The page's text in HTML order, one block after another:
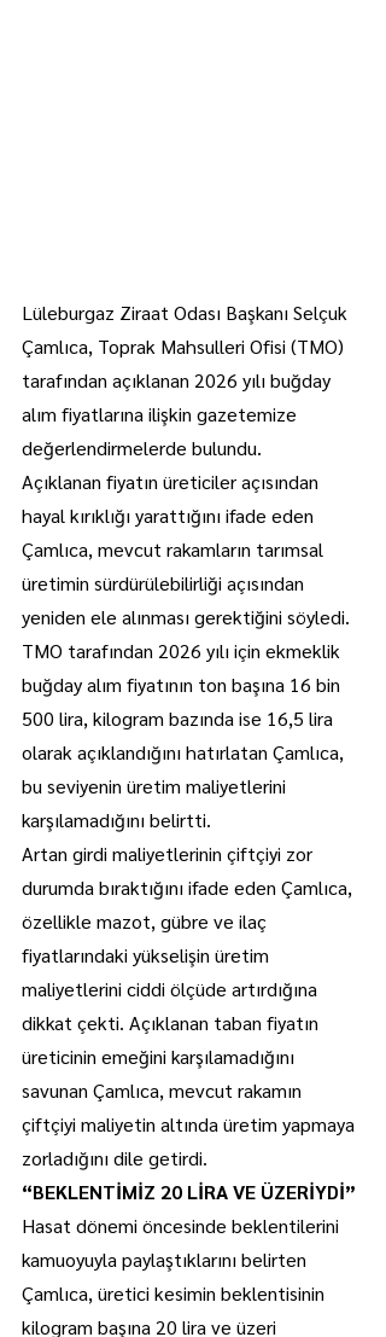
Lüleburgaz Ziraat Odası Başkanı Selçuk
Çamlıca, Toprak Mahsulleri Ofisi (TMO)
tarafından açıklanan 2026 yılı buğday
alım fiyatlarına ilişkin gazetemize
değerlendirmelerde bulundu.
Açıklanan fiyatın üreticiler açısından
hayal kırıklığı yarattığını ifade eden
Çamlıca, mevcut rakamların tarımsal
üretimin sürdürülebilirliği açısından
yeniden ele alınması gerektiğini söyledi.
TMO tarafından 2026 yılı için ekmeklik
buğday alım fiyatının ton başına 16 bin
500 lira, kilogram bazında ise 16,5 lira
olarak açıklandığını hatırlatan Çamlıca,
bu seviyenin üretim maliyetlerini
karşılamadığını belirtti.
Artan girdi maliyetlerinin çiftçiyi zor
durumda bıraktığını ifade eden Çamlıca,
özellikle mazot, gübre ve ilaç
fiyatlarındaki yükselişin üretim
maliyetlerini ciddi ölçüde artırdığına
dikkat çekti. Açıklanan taban fiyatın
üreticinin emeğini karşılamadığını
savunan Çamlıca, mevcut rakamın
çiftçiyi maliyetin altında üretim yapmaya
zorladığını dile getirdi.
“BEKLENTİMİZ 20 LİRA VE ÜZERİYDİ”
Hasat dönemi öncesinde beklentilerini
kamuoyuyla paylaştıklarını belirten
Çamlıca, üretici kesimin beklentisinin
kilogram başına 20 lira ve üzeri